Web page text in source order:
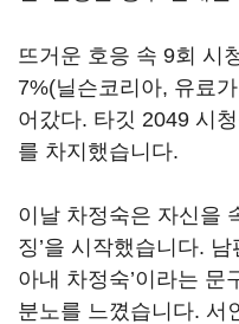
뜨거운 호응 속 9회 시
7%(닐슨코리아, 유료
어갔다. 타깃 2049 시
를 차지했습니다.
이날 차정숙은 자신을
징’을 시작했습니다. 남
아내 차정숙’이라는 문
분노를 느꼈습니다. 서